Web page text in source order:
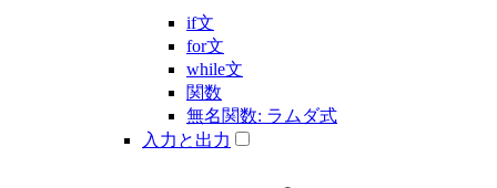
if文
for文
while文
関数
無名関数: ラムダ式
入力と出力